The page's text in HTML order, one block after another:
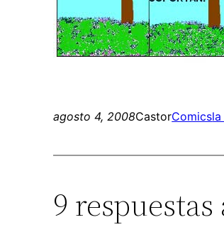
agosto 4, 2008CastorComics
9 respuestas